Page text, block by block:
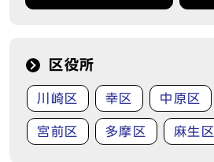
区役所
川崎区 幸区 中原区
宮前区 多摩区 麻生区